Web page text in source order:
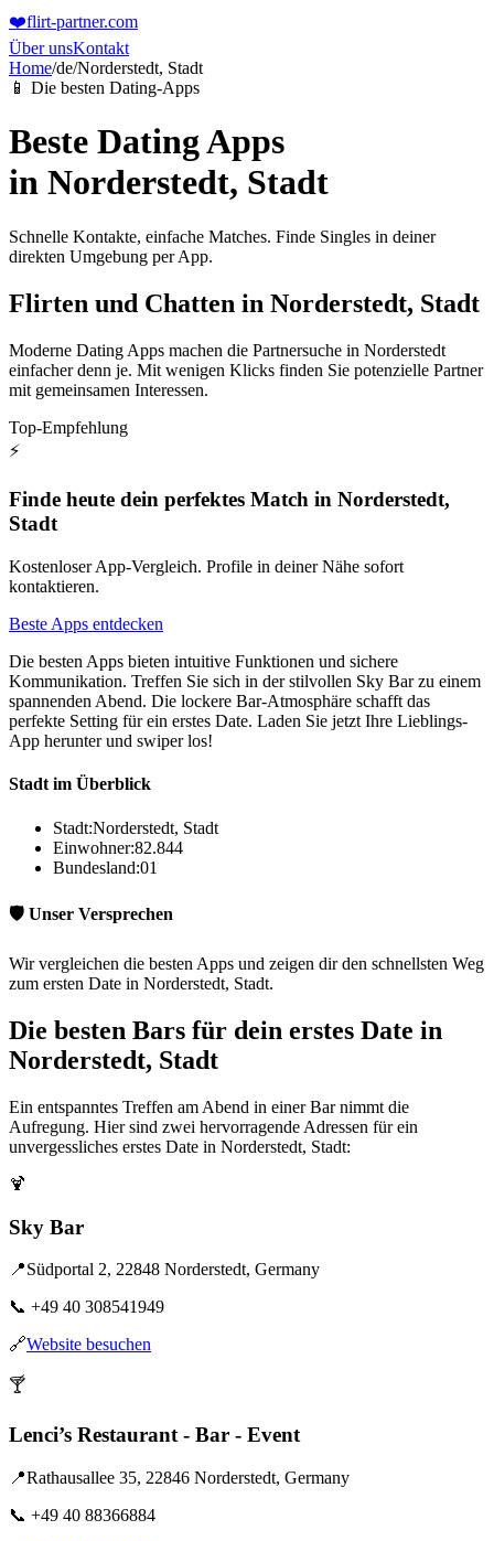
❤️flirt-partner.com
Über unsKontakt
Home/de/Norderstedt, Stadt
📱 Die besten Dating-Apps
Beste Dating Apps
in Norderstedt, Stadt
Schnelle Kontakte, einfache Matches. Finde Singles in deiner
direkten Umgebung per App.
Flirten und Chatten in Norderstedt, Stadt
Moderne Dating Apps machen die Partnersuche in Norderstedt
einfacher denn je. Mit wenigen Klicks finden Sie potenzielle Partner
mit gemeinsamen Interessen.
Top-Empfehlung
⚡
Finde heute dein perfektes Match in Norderstedt,
Stadt
Kostenloser App-Vergleich. Profile in deiner Nähe sofort
kontaktieren.
Beste Apps entdecken
Die besten Apps bieten intuitive Funktionen und sichere
Kommunikation. Treffen Sie sich in der stilvollen Sky Bar zu einem
spannenden Abend. Die lockere Bar-Atmosphäre schafft das
perfekte Setting für ein erstes Date. Laden Sie jetzt Ihre Lieblings-
App herunter und swiper los!
Stadt im Überblick
Stadt:Norderstedt, Stadt
Einwohner:82.844
Bundesland:01
🛡️ Unser Versprechen
Wir vergleichen die besten Apps und zeigen dir den schnellsten Weg
zum ersten Date in Norderstedt, Stadt.
Die besten Bars für dein erstes Date in
Norderstedt, Stadt
Ein entspanntes Treffen am Abend in einer Bar nimmt die
Aufregung. Hier sind zwei hervorragende Adressen für ein
unvergessliches erstes Date in Norderstedt, Stadt:
🍹
Sky Bar
📍Südportal 2, 22848 Norderstedt, Germany
📞 +49 40 308541949
🔗Website besuchen
🍸
Lenci’s Restaurant - Bar - Event
📍Rathausallee 35, 22846 Norderstedt, Germany
📞 +49 40 88366884